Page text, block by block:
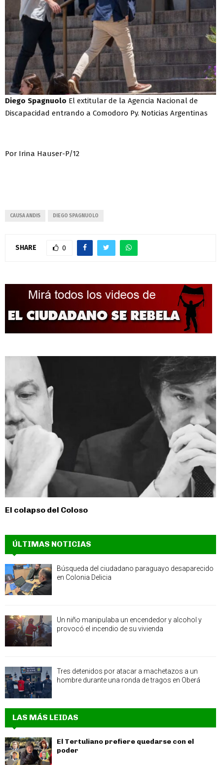
Diego Spagnuolo El extitular de la Agencia Nacional de
Discapacidad entrando a Comodoro Py. Noticias Argentinas
Por Irina Hauser-P/12
CAUSA ANDIS DIEGO SPAGNUOLO
SHARE 0
El colapso del Coloso
ÚLTIMAS NOTICIAS
Búsqueda del ciudadano paraguayo desaparecido
en Colonia Delicia
Un niño manipulaba un encendedor y alcohol y
provocó el incendio de su vivienda
Tres detenidos por atacar a machetazos a un
hombre durante una ronda de tragos en Oberá
LAS MÁS LEIDAS
El Tertuliano prefiere quedarse con el
poder